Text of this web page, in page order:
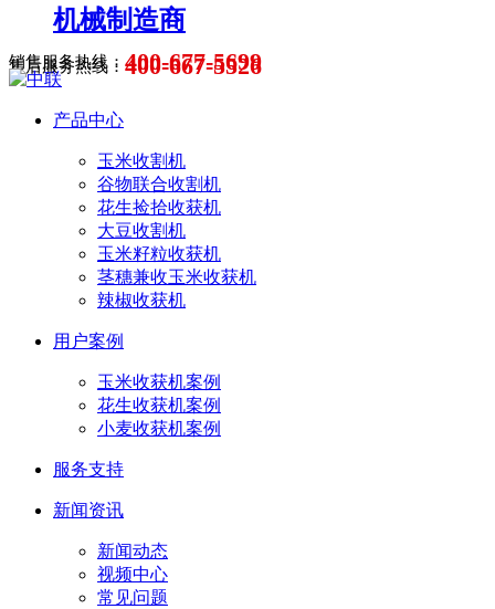
机械制造商
销售服务热线： 400-677-5699
售后服务热线： 400-667-5526
产品中心
玉米收割机
谷物联合收割机
花生捡拾收获机
大豆收割机
玉米籽粒收获机
茎穗兼收玉米收获机
辣椒收获机
用户案例
玉米收获机案例
花生收获机案例
小麦收获机案例
服务支持
新闻资讯
新闻动态
视频中心
常见问题